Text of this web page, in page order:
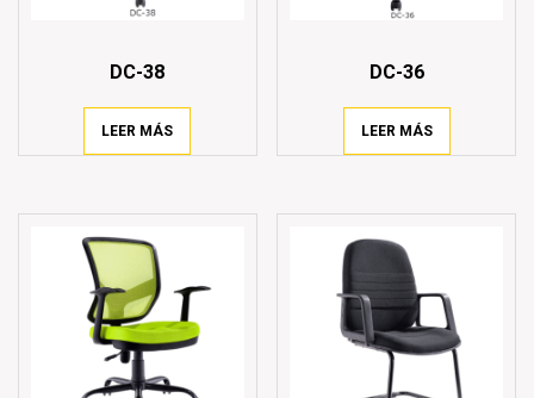
DC-38
LEER MÁS
DC-36
LEER MÁS